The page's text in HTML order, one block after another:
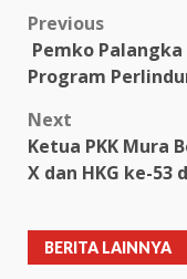
Post
navigation
Previous
Pemko
Program
Next
Ketua PKK Mura
X dan HKG ke-53
BERITA LAINNYA